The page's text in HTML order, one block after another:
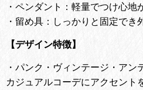
・ペンダント：軽量でつけ心地
・留め具：しっかりと固定でき
【デザイン特徴】
・ パンク・ヴィンテージ・アン
カジュアルコーデにアクセント